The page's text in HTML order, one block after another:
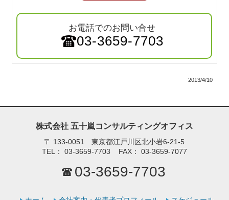
お電話でのお問い合せ
03-3659-7703
2013/4/10
株式会社 五十嵐コンサルティングオフィス
〒 133-0051 東京都江戸川区北小岩6-21-5
TEL：
03-3659-7703 FAX： 03-3659-7077
03-3659-7703